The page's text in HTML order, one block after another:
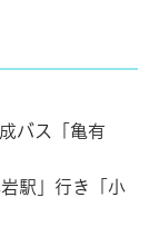
バス「亀有
駅」行き「小